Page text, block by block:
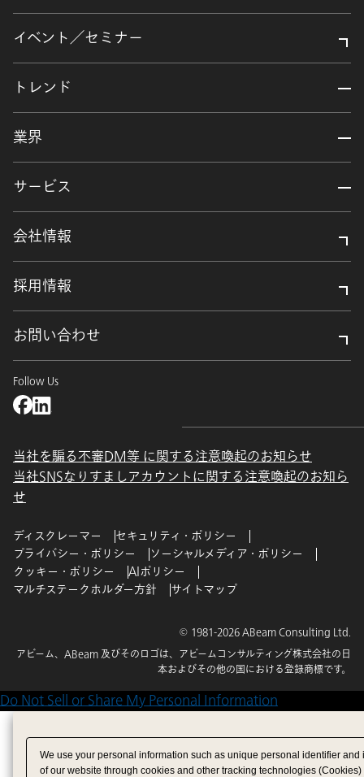
イベント／セミナー
トレンド
業界
サービス
会社情報
採用情報
お問い合わせ
Follow Us
当社を騙る不審DM等 に関する注意喚起のお知らせ
当社SNSなりすましアカウントに関する注意喚起のお知ら
せ
ディスクレーマー
セキュリティ・ポリシー
プライバシー・ポリシー
ソーシャルメディア・ポリシー
クッキー・ポリシー
AIポリシー
マルチステークホルダー方針
サイトマップ
© 1981-2026 ABeam Consulting Ltd.
アビーム、ABeam 及びそのロゴは、アビームコンサルティング株式会社の日
本およびその他の国における登録商標です。
Do Not Sell or Share My Personal Information
We use your personal information such as unique personal identifier
of our website through cookies and other tracking technologies